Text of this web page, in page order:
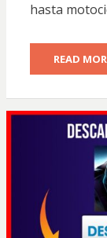
hasta
READ